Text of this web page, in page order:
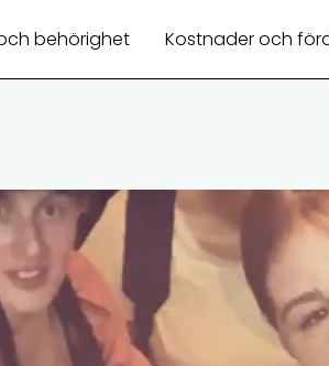
behörighet Kostnader och